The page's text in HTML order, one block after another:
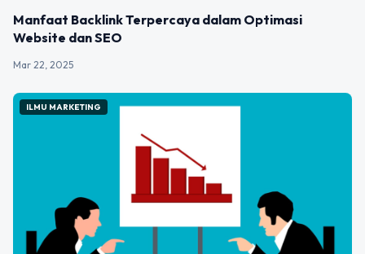
Manfaat Backlink Terpercaya dalam Optimasi
Website dan SEO
Mar 22, 2025
ILMU MARKETING